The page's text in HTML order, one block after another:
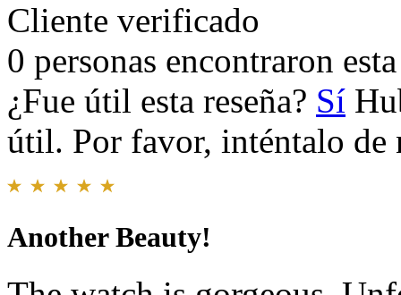
Cliente verificado
0 personas encontraron
¿Fue útil esta reseña? Sí
útil. Por favor, inténtalo de
Another Beauty!